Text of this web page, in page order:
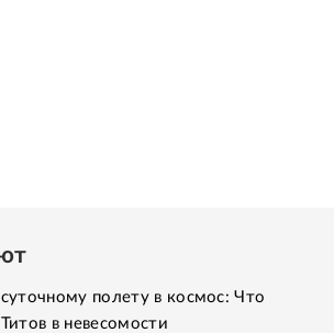
полету в космос: Что
в невесомости